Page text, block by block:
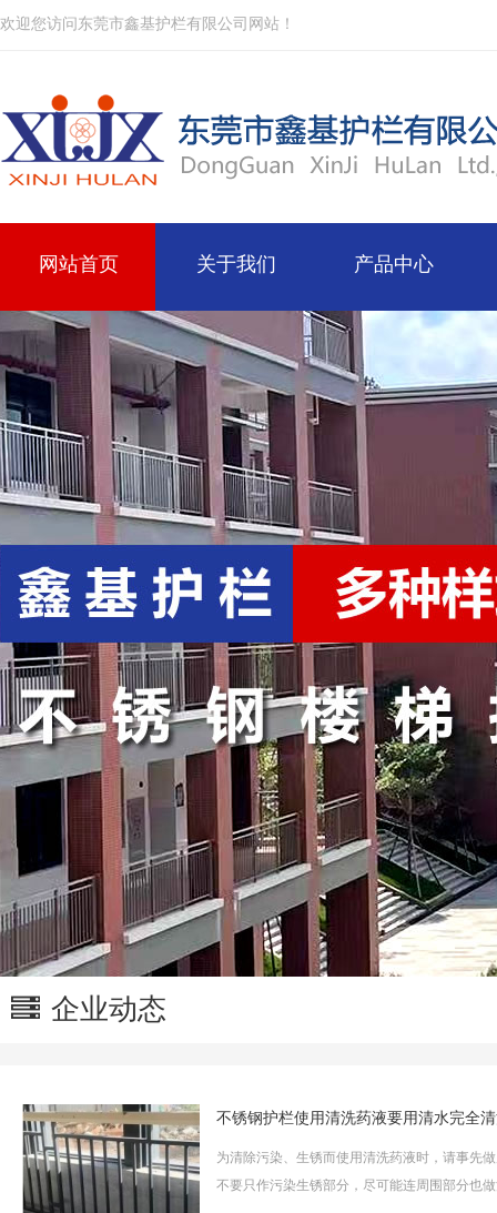
欢迎您访问东莞市鑫基护栏有限公司网站！
网站首页 关于我们 产品中心
企业动态
不锈钢护栏使用清洗药液要用清水完全
为清除污染、生锈而使用清洗药液时，请事先
不要只作污染生锈部分，尽可能连周围部分也